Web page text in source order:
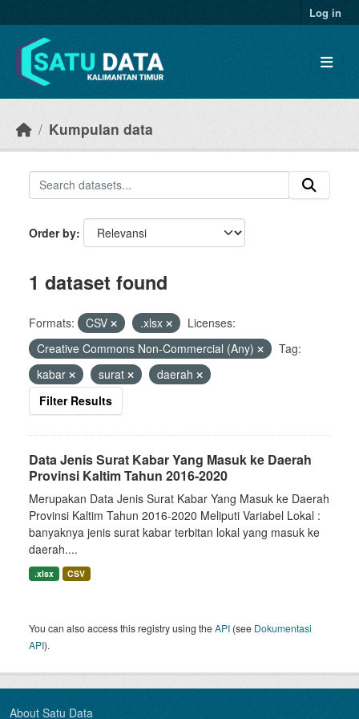
Log in
Kumpulan data
Order by
1 dataset found
Formats: CSV .xlsx
Licenses:
Creative Commons Non-Commercial (Any)
Tag:
kabar
surat
daerah
Filter Results
Data Jenis Surat Kabar Yang Masuk ke Daerah
Provinsi Kaltim Tahun 2016-2020
Merupakan Data Jenis Surat Kabar Yang Masuk ke Daerah
Provinsi Kaltim Tahun 2016-2020 Meliputi Variabel Lokal :
banyaknya jenis surat kabar terbitan lokal yang masuk ke
daerah....
.xlsx CSV
You can also access this registry using theAPI (see Dokumentasi
API).
About Satu Data